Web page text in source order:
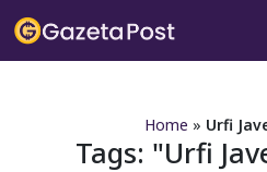
Home » Urfi
Tags: Urfi